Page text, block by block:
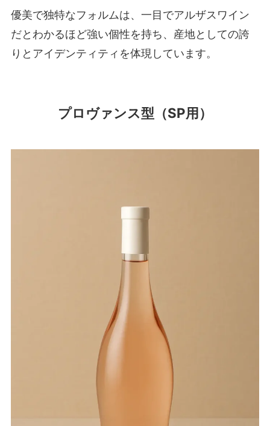
優美で独特なフォルムは、一目でアルザスワイン
だとわかるほど強い個性を持ち、産地としての誇
りとアイデンティティを体現しています。
プロヴァンス型 （SP用）